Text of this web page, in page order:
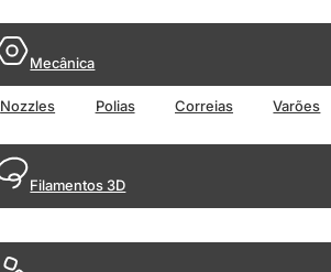
Mecânica
Nozzles Polias Correias Varões
Filamentos 3D